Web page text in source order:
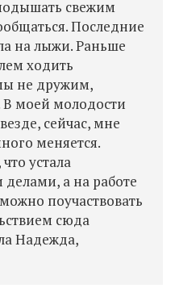
свежим
Последние
на лыжи. Раньше
ходить
не дружим,
В моей молодости
сейчас, мне
меняется.
устала
а на работе
поучаствовать
сюда
Надежда,